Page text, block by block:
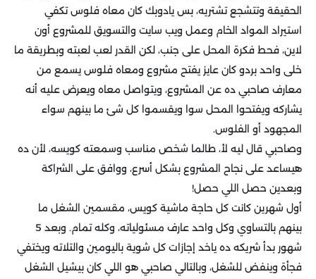
الحقيقة وتتشجع تشتريه، بس يادوبك كان معاه فلوس تكفي
استيراد المواد الخام وعمل ويب سايت والتسويق للمشروع أون
لاين، فحط فكرة المحل على جنب، لكن القدر لعب لعبته وبطريقة ما
خلى واحد بردو كان عايز يفتح مشروع ومعاه فلوس يسمع من
معارف صاحبي ده عن المشروع، ويتواصل معاه ويعرض عليه أنه
يشاركه ويفتحوا المحل سوا ويقسموا كل شئ ما بينهم سواء
المجهود أو الفلوس.
وصاحبي قال ليه لأ، طالما شخص مناسب وسمعته كويسه، لأن ده
هيساعد على نجاح المشروع بشكل أسرع، ووافق على الشراكة
وبعدين حصل اللي حصل!
أول شهرين كانت كل حاجة ماشية كويس، مقسمين الشغل ما
بينهم بالتساوي وكل واحد عارف مسئولياته، وكله تمام. وبعد 5
شهور بدأ شريكه ده ياخد إجازات كل شوية باليومين والتلاته ويختفي
فجأة وينفض للشغل، وبالتالي صاحبي هو اللي كان بيشيل الشغل